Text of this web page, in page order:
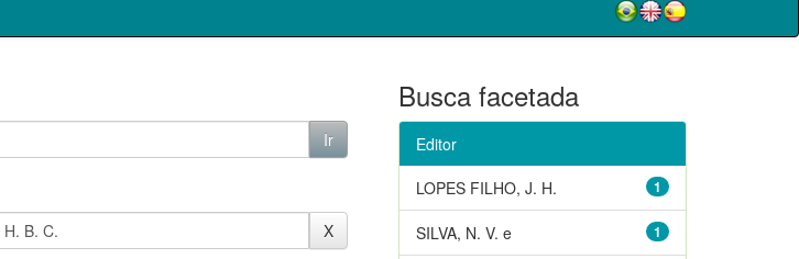
Busca facetada
Editor
1
LOPES FILHO, J. H.
1
SILVA, N. V. e